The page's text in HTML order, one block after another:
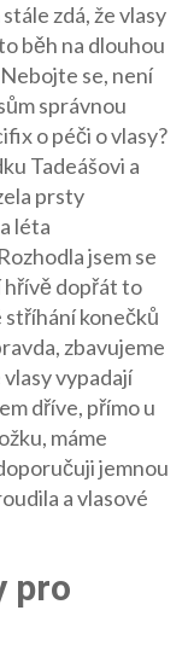
zdá, že vlasy
běh na dlouhou
se, není
správnou
o péči o vlasy?
Tadeášovi a
prsty
léta
jsem se
hřívě dopřát to
stříhání konečků
zbavujeme
vypadají
dříve, přímo u
máme
jemnou
a vlasové
pro